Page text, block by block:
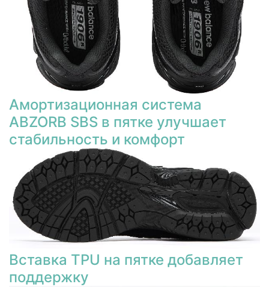
Амортизационная система
ABZORB SBS в пятке улучшает
стабильность и комфорт
Вставка TPU на пятке добавляет
поддержку